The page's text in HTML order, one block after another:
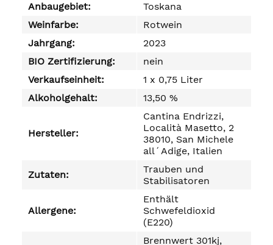
Anbaugebiet:
Toskana
Weinfarbe:
Rotwein
Jahrgang:
2023
BIO Zertifizierung:
nein
Verkaufseinheit:
1 x 0,75 Liter
Alkoholgehalt:
13,50 %
Hersteller:
Cantina Endrizzi,
Località Masetto, 2
38010, San Michele
all´Adige, Italien
Zutaten:
Trauben und
Stabilisatoren
Allergene:
Enthält
Schwefeldioxid
(E220)
Brennwert 301kj,